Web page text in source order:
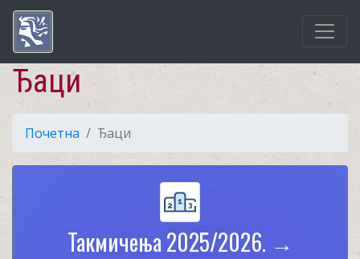
Ђаци
Почетна Ђаци
Такмичења 2025/2026. →